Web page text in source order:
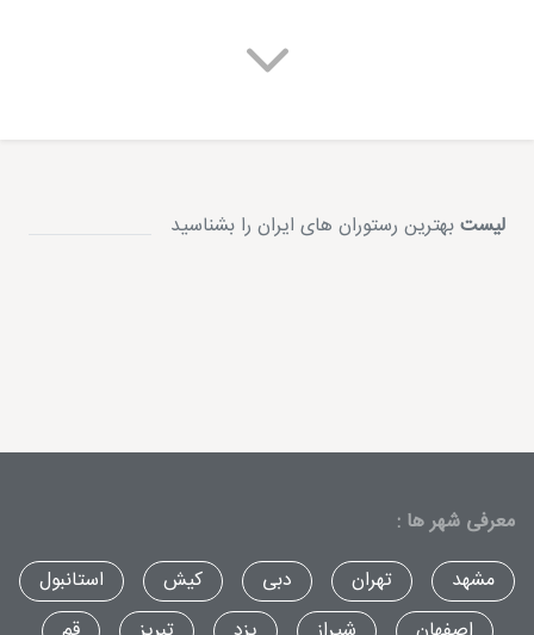
لیستبهترین رستوران های ایران را بشناسید
معرفی شهر ها :
مشهد
تهران دبی کیش
استانبول